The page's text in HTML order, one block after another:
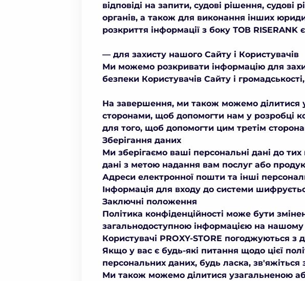
відповіді на запити, судові рішення,
органів, а також для виконання інших
розкриття інформації з боку ТОВ RISERANK
— для захисту нашого Сайту і Користувачів
Ми можемо розкривати інформацію для
безпеки Користувачів Сайту і
На завершення, ми також можемо ділитися
сторонами, щоб допомогти нам у розробці
для того, щоб допомогти цим третім
Зберігання даних
Ми зберігаємо ваші персональні дані до
дані з метою надання вам послуг або
Адреси електронної пошти та інші
Інформація для входу до системи
Заключні положення
Політика конфіденційності може бути
загальнодоступною інформацією на нашому
Користувачі PROXY-STORE погоджуються з
Якщо у вас є будь-які питання щодо цієї
персональних даних, будь ласка, зв'яжіться
Ми також можемо ділитися узагальненою